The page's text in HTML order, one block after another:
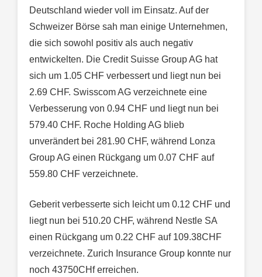
Deutschland wieder voll im Einsatz. Auf der
Schweizer Börse sah man einige Unternehmen,
die sich sowohl positiv als auch negativ
entwickelten. Die Credit Suisse Group AG hat
sich um 1.05 CHF verbessert und liegt nun bei
2.69 CHF. Swisscom AG verzeichnete eine
Verbesserung von 0.94 CHF und liegt nun bei
579.40 CHF. Roche Holding AG blieb
unverändert bei 281.90 CHF, während Lonza
Group AG einen Rückgang um 0.07 CHF auf
559.80 CHF verzeichnete.
Geberit verbesserte sich leicht um 0.12 CHF und
liegt nun bei 510.20 CHF, während Nestle SA
einen Rückgang um 0.22 CHF auf 109.38CHF
verzeichnete. Zurich Insurance Group konnte nur
noch 43750CHf erreichen.